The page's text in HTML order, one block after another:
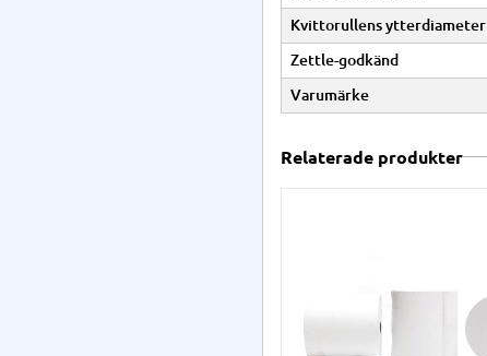
Kvittorullens ytterdiameter
Zettle-godkänd
Varumärke
Relaterade produkter